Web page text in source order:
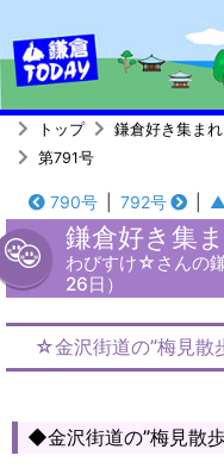
トップ 鎌倉好き集まれ
第791号
790号 792号 ▲
鎌倉好き集ま
わびすけ☆さんの
26日）
☆金沢街道の”梅見散
◆金沢街道の”梅見散